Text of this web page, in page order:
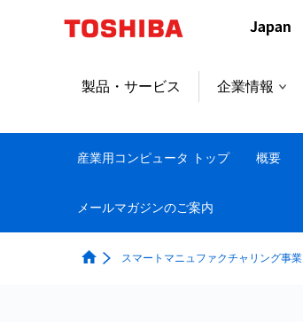
ャ
プ
製品・サービス 企業情報
産業用コンピュータ トップ 概要
メールマガジンのご案内
スマートマニュファクチャリング事業